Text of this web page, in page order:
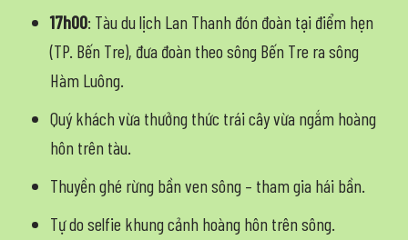
17h00: Tàu du lịch Lan Thanh đón đoàn tại điểm hẹn
(TP. Bến Tre), đưa đoàn theo sông Bến Tre ra sông
Hàm Luông.
Quý khách vừa thưởng thức trái cây vừa ngắm hoàng
hôn trên tàu.
Thuyền ghé rừng bần ven sông – tham gia hái bần.
Tự do selfie khung cảnh hoàng hôn trên sông.